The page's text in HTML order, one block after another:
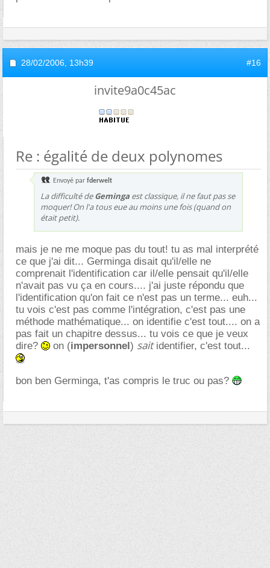
28/02/2006, 13h39 #16
invite9a0c45ac
Re : égalité de deux polynomes
Envoyé par fderwelt
La difficulté deGeminga est classique, il ne faut pas se
moquer! On l'a tous eue au moins une fois (quand on
était petit).
mais je ne me moque pas du tout! tu as mal interprété
ce que j'ai dit... Germinga disait qu'il/elle ne
comprenait l'identification car il/elle pensait qu'il/elle
n'avait pas vu ça en cours.... j'ai juste répondu que
l'identification qu'on fait ce n'est pas un terme... euh...
tu vois c'est pas comme l'intégration, c'est pas une
méthode mathématique... on identifie c'est tout.... on a
pas fait un chapitre dessus... tu vois ce que je veux
dire?
on (impersonnel) saitidentifier, c'est tout...
bon ben Germinga, t'as compris le truc ou pas?